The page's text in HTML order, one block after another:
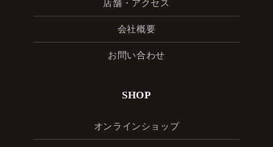
店舗・アクセス
会社概要
お問い合わせ
SHOP
オンラインショップ